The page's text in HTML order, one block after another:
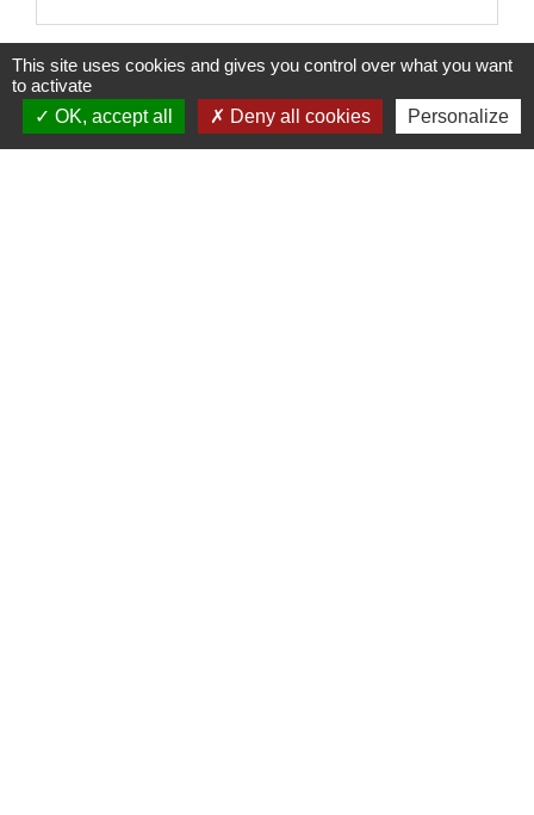
Signaler une erreur sur cette page
This site uses cookies and gives you control over what you want
to activate
OK, accept all
Deny all cookies Personalize